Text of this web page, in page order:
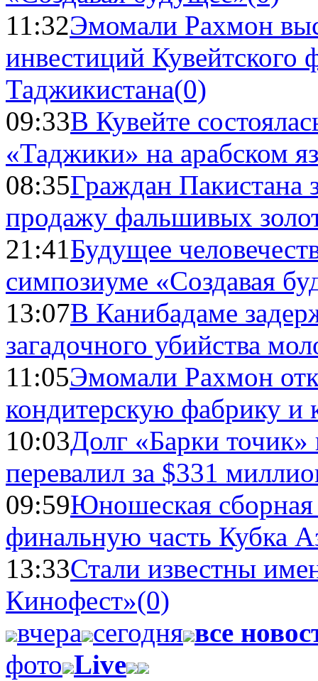
11:32Эмомали Рахмон
инвестиций Кувейтского
Таджикистана(0)
09:33В Кувейте
«Таджики» на арабском
08:35Граждан Пакистана
продажу фальшивых
21:41Будущее
симпозиуме «Создавая
13:07В Канибадаме
загадочного убийства
11:05Эмомали Рахмон
кондитерскую фабрику и
10:03Долг «Барки
перевалил за $331
09:59Юношеская
финальную часть Кубка
13:33Стали известны
Кинофест»(0)
вчера сегодня все
фото Live